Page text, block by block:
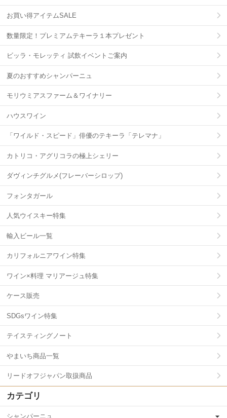
お買い得アイテムSALE
数量限定！プレミアムテキーラ１本プレゼント
ビッラ・モレッティ 試飲イベントご案内
夏のおすすめシャンパーニュ
モリウミアスファーム＆ワイナリー
ハウスワイン
「ワイルド・スピード」俳優のテキーラ「テレマナ」
カトリコ・アグリコラの極上シェリー
ダヴィンチグルメ(フレーバーシロップ)
フォンタガール
人気ウイスキー特集
輸入ビール一覧
カリフォルニアワイン特集
ワイン×料理 マリアージュ特集
ケース販売
SDGsワイン特集
テイスティングノート
やまいち商品一覧
リードオフジャパン取扱商品
カテゴリ
シャンパーニュ